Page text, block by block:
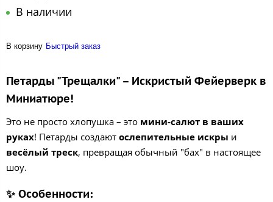
В наличии
В корзину Быстрый заказ
Петарды "Трещалки" – Искристый Фейерверк в
Миниатюре!
Это не просто хлопушка – это мини-салют в ваших
руках! Петарды создают ослепительные искры и
весёлый треск, превращая обычный "бах" в настоящее
шоу.
✨ Особенности: